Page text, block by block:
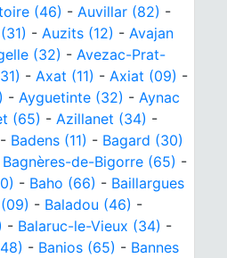
(46) - Auvillar (82) -
- Auzits (12) - Avajan
(32) - Avezac-Prat-
- Axat (11) - Axiat (09) -
- Ayguetinte (32) - Aynac
(65) - Azillanet (34) -
- Badens (11) - Bagard (30)
Bagnères-de-Bigorre (65) -
- Baho (66) - Baillargues
- Baladou (46) -
- Balaruc-le-Vieux (34) -
- Banios (65) - Bannes